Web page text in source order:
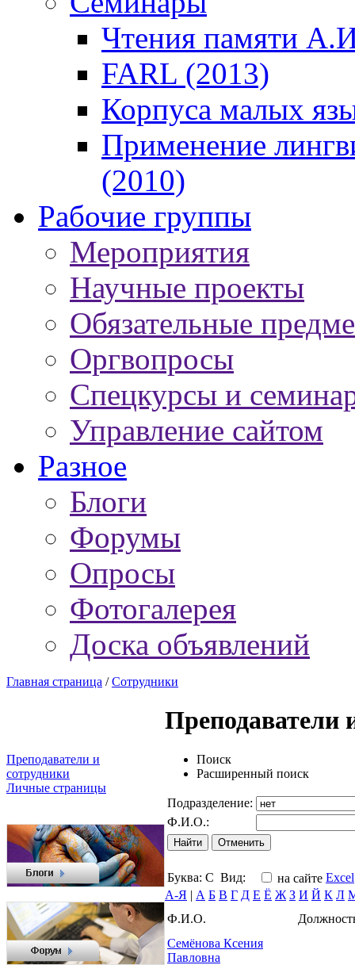
Чтения памяти
FARL (2013)
Корпуса малых
Применение
(2010)
Рабочие группы
Мероприятия
Научные проекты
Обязательные
Оргвопросы
Спецкурсы и
Управление сайтом
Разное
Блоги
Форумы
Опросы
Фотогалерея
Доска объявлений
Главная страница /Сотрудники
Преподаватели и
сотрудники
Личные страницы
Преподаватели
Поиск
Расширенный поиск
Подразделение:
Ф.И.О.:
Буква: С Вид: на сайте Excel
А-Я | А Б В Г Д Е Ё Ж З И Й К Л
Ф.И.О.
Семёнова Ксения
Павловна